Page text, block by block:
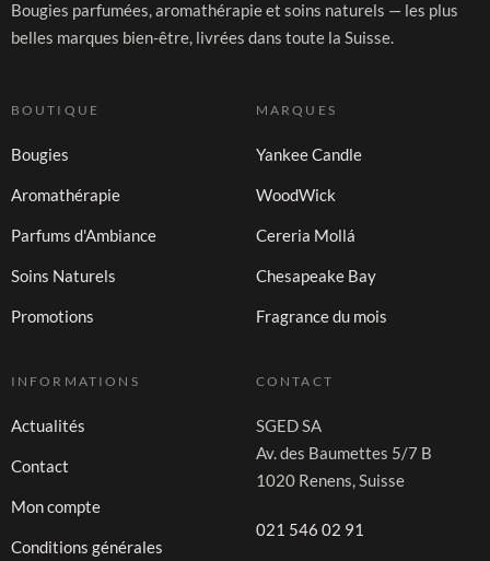
Bougies parfumées, aromathérapie et soins naturels — les plus
belles marques bien-être, livrées dans toute la Suisse.
BOUTIQUE
Bougies
Aromathérapie
Parfums d'Ambiance
Soins Naturels
Promotions
MARQUES
Yankee Candle
WoodWick
Cereria Mollá
Chesapeake Bay
Fragrance du mois
INFORMATIONS
Actualités
Contact
Mon compte
Conditions générales
CONTACT
SGED SA
Av. des Baumettes 5/7 B
1020 Renens, Suisse
021 546 02 91